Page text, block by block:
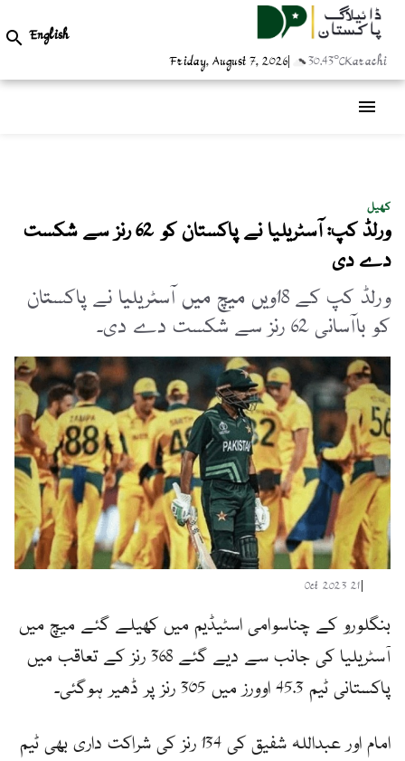
30.43°CKarachi
|
Friday, August 7, 2026
English

menu
کھیل
ورلڈ کپ: آسٹریلیا نے پاکستان کو 62 رنز سے شکست
دے دی
ورلڈ کپ کے 18ویں میچ میں آسٹریلیا نے پاکستان
کو باآسانی 62 رنز سے شکست دے دی۔
21 Oct 2023
بنگلورو کے چناسوامی اسٹیڈیم میں کھیلے گئے میچ میں
آسٹریلیا کی جانب سے دیے گئے 368 رنز کے تعاقب میں
پاکستانی ٹیم 45.3 اوورز میں 305 رنز پر ڈھیر ہوگئی۔
امام اور عبداللہ شفیق کی 134 رنز کی شراکت داری بھی ٹیم